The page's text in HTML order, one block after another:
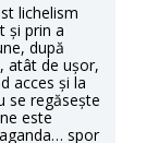
lichelism
și prin a
după
atât de ușor,
acces și la
se regăsește
este
spor